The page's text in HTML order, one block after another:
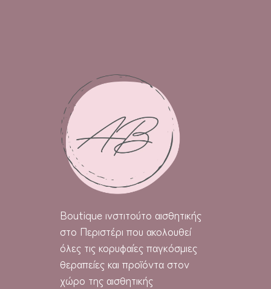
Boutique ινστιτούτο αισθητικής
στο Περιστέρι που ακολουθεί
όλες τις κορυφαίες παγκόσμιες
θεραπείες και προϊόντα στον
χώρο της αισθητικής